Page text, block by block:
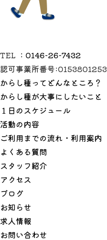
TEL ： 0146-26-7432
認可事業所番号:0153801253
からし種ってどんなところ？
からし種が大事にしたいこと
１日のスケジュール
活動の内容
ご利用までの流れ・利用案内
よくある質問
スタッフ紹介
アクセス
ブログ
お知らせ
求人情報
お問い合わせ